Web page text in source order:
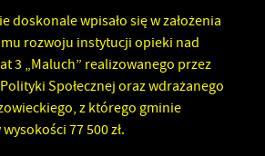
doskonale wpisało się w założenia
rozwoju instytucji opieki nad
3 „Maluch” realizowanego przez
Społecznej oraz wdrażanego
z którego gminie
77 500 zł.